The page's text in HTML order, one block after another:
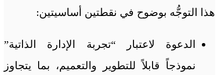
هذا التوجُّه بوضوح في نقطتين أساسيتين:
الدعوة لاعتبار “تجربة الإدارة الذاتية”
نموذجاً قابلاً للتطوير والتعميم، بما يتجاوز